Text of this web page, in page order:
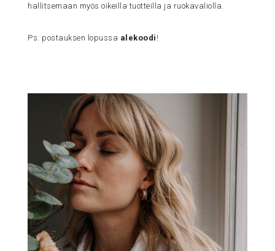
hallitsemaan myös oikeilla tuotteilla ja ruokavaliolla.
Ps. postauksen lopussa alekoodi !